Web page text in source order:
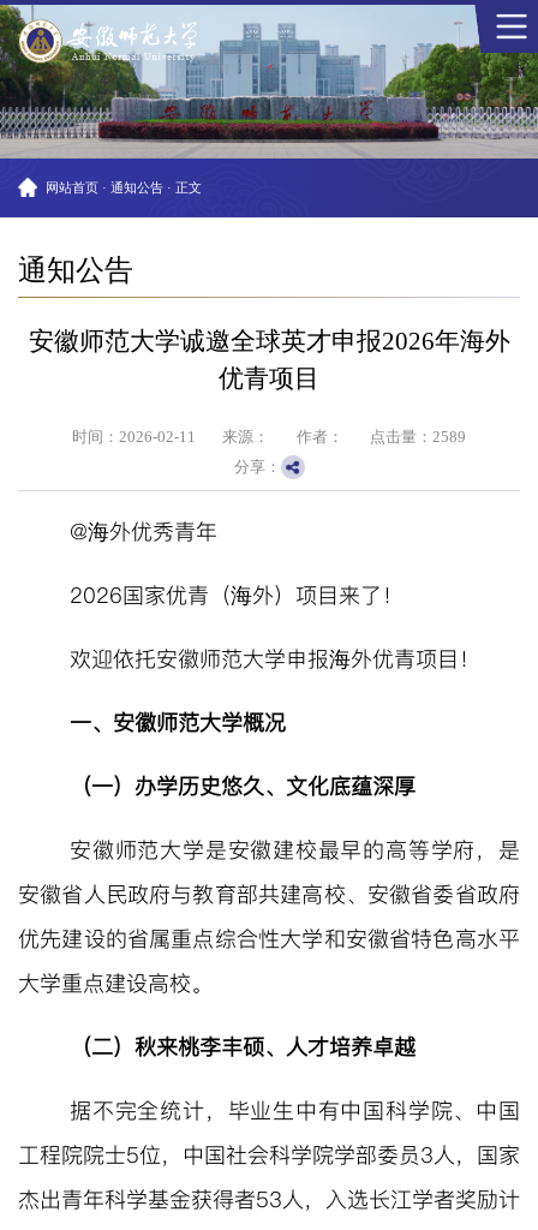
网站首页 · 通知公告 · 正文
通知公告
安徽师范大学诚邀全球英才申报2026年海外
优青项目
时间：2026-02-11 来源： 作者： 点击量：2589
分享：
@海外优秀青年
2026国家优青（海外）项目来了！
欢迎依托安徽师范大学申报海外优青项目！
一、安徽师范大学概况
（一） 办学历史悠久、文化底蕴深厚
安徽师范大学是安徽建校最早的高等学府，是
安徽省人民政府与教育部共建高校、安徽省委省政府
优先建设的省属重点综合性大学和安徽省特色高水平
大学重点建设高校。
（二） 秋来桃李丰硕、 人才培养卓越
据不完全统计，毕业生中有中国科学院、中国
工程院院士5位，中国社会科学院学部委员3人，国家
杰出青年科学基金获得者53人，入选长江学者奖励计